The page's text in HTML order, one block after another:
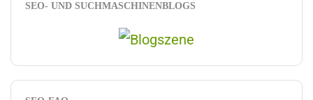
SEO- UND SUCHMASCHINENBLOGS